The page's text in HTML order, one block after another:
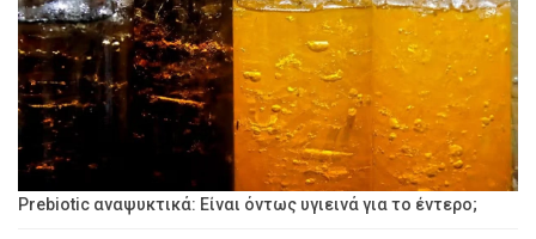
Prebiotic αναψυκτικά: Είναι όντως υγιεινά για το έντερο;